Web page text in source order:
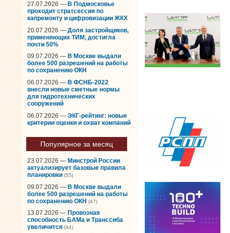
27.07.2026 — В Подмосковье
проходит стратсессия по
капремонту и цифровизации ЖКХ
20.07.2026 — Доля застройщиков,
применяющих ТИМ, достигла
почти 50%
09.07.2026 — В Москве выдали
более 500 разрешений на работы
по сохранению ОКН
06.07.2026 — В ФСНБ-2022
внесли новые сметные нормы
для гидротехнических
сооружений
06.07.2026 — ЭКГ-рейтинг: новые
критерии оценки и охват компаний
Популярное за месяц
23.07.2026 — Минстрой России
актуализирует базовые правила
планировки (55)
09.07.2026 — В Москве выдали
более 500 разрешений на работы
по сохранению ОКН (47)
13.07.2026 — Провозная
способность БАМа и Транссиба
увеличится (44)